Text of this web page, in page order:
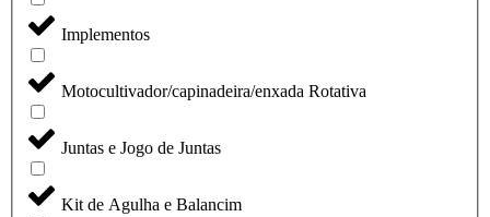
Implementos
Motocultivador/capinadeira/enxada Rotativa
Juntas e Jogo de Juntas
Kit de Agulha e Balancim